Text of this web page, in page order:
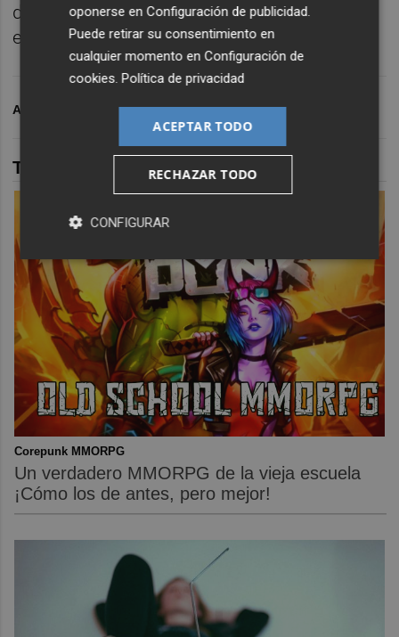
detectadas en cada momento y de la
evolución de la temporada turística.
ARCHIVADO EN PLAYAS PLAYAS CARTAGENA
TAMBIÉN TE PUEDE INTERESAR
Corepunk MMORPG
Un verdadero MMORPG de la vieja escuela
¡Cómo los de antes, pero mejor!
oponerse enConfiguración de publicidad
Puede retirar su consentimiento en
cualquier momento enConfiguración de
cookies .Política de privacidad
ACEPTAR TODO
RECHAZAR TODO
CONFIGURAR